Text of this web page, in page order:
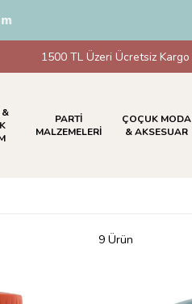
1500 TL Üzeri Ücretsiz Kargo
&
PARTİ
MALZEMELERİ
ÇOÇUK MODA
& AKSESUAR
9 Ürün